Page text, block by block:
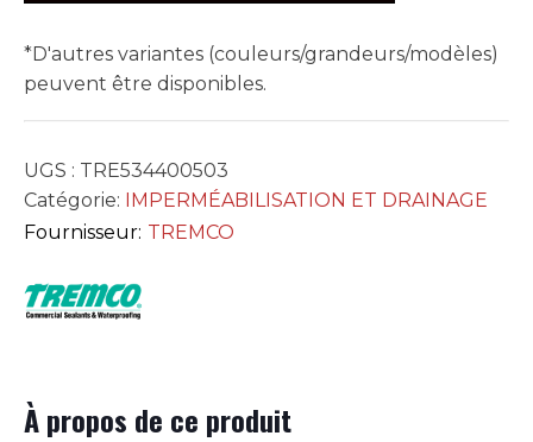
*D'autres variantes (couleurs/grandeurs/modèles)
peuvent être disponibles.
UGS : TRE534400503
Catégorie:
IMPERMÉABILISATION ET DRAINAGE
Fournisseur: TREMCO
À propos de ce produit